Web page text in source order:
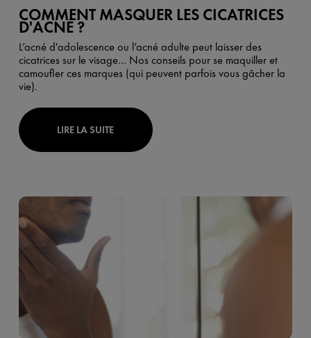
COMMENT MASQUER LES CICATRICES
D'ACNÉ ?
L’acné d'adolescence ou l’acné adulte peut laisser des
cicatrices sur le visage… Nos conseils pour se maquiller et
camoufler ces marques (qui peuvent parfois vous gâcher la
vie).
LIRE LA SUITE